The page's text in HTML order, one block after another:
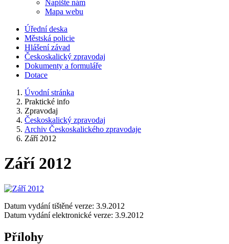
Napište nám
Mapa webu
Úřední deska
Městská policie
Hlášení závad
Českoskalický zpravodaj
Dokumenty a formuláře
Dotace
Úvodní stránka
Praktické info
Zpravodaj
Českoskalický zpravodaj
Archiv Českoskalického zpravodaje
Září 2012
Září 2012
Datum vydání tištěné verze: 3.9.2012
Datum vydání elektronické verze: 3.9.2012
Přílohy